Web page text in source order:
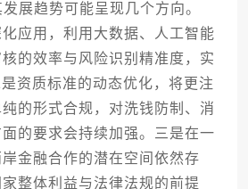
趋势可能呈现几个方向。
应用，利用大数据、人工智能
的效率与风险识别精准度，实
资质标准的动态优化，将更注
的形式合规，对洗钱防制、消
的要求会持续加强。三是在一
金融合作的潜在空间依然存
整体利益与法律法规的前提